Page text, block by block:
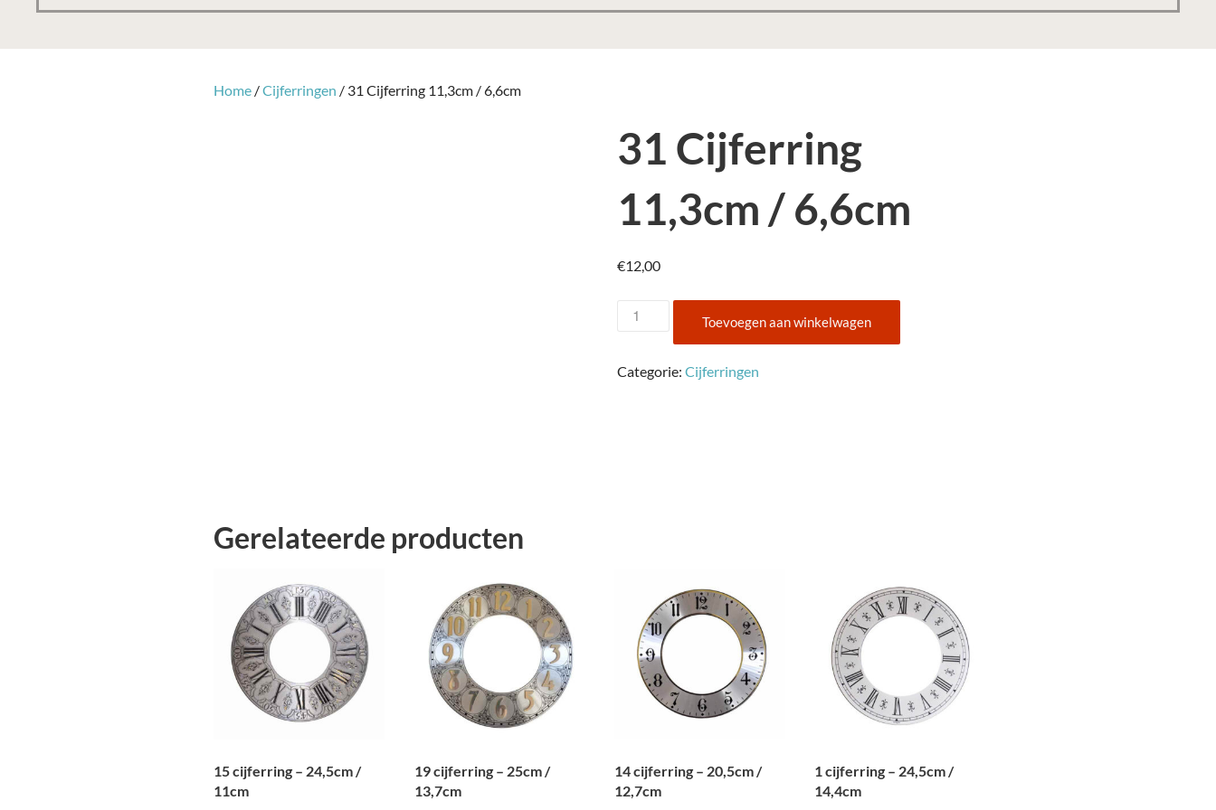
Home /Cijferringen / 31 Cijferring 11,3cm / 6,6cm
31 Cijferring
11,3cm / 6,6cm
€12,00
Toevoegen aan winkelwagen
Categorie: Cijferringen
Gerelateerde producten
15 cijferring – 24,5cm /
11cm
19 cijferring – 25cm /
13,7cm
14 cijferring – 20,5cm /
12,7cm
1 cijferring – 24,5cm /
14,4cm